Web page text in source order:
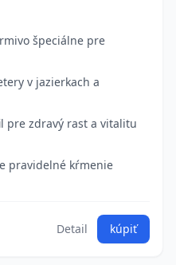
špeciálne pre
v jazierkach a
pre zdravý rast a vitalitu
pravidelné kŕmenie
Detail kúpiť